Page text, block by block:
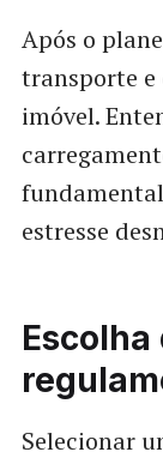
Após o
transporte e
imóvel.
estresse
Selecionar